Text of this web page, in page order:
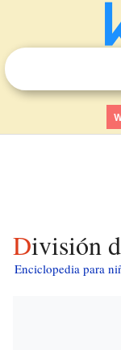
División
Enciclopedia para